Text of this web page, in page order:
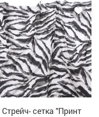
Стрейч- сетка "Принт